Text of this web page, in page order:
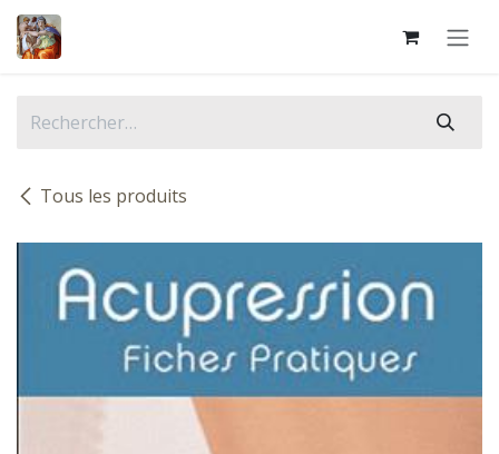
Se rendre au contenu
Tous les produits